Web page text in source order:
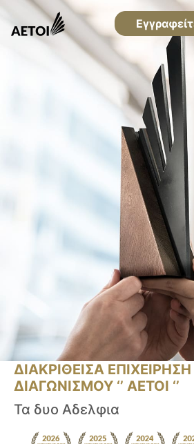
ΔΙΑΚΡΙΘΕΙΣΑ
ΔΙΑΓΩΝΙΣΜΟΥ ‘’ ΑΕΤΟΙ ‘’
Τα δυο Αδελφια